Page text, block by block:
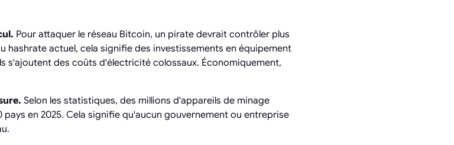
Pour attaquer le réseau Bitcoin, un pirate devrait contrôler plus
hashrate actuel, cela signifie des investissements en équipement
s'ajoutent des coûts d'électricité colossaux. Économiquement,
Selon les statistiques, des millions d'appareils de minage
en 2025. Cela signifie qu'aucun gouvernement ou entreprise